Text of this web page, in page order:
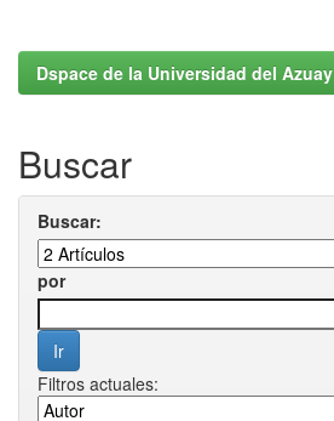
Dspace de la Universidad del Azuay
Buscar
Buscar:
por
Filtros actuales: